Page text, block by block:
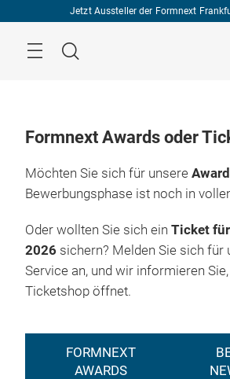
Jetzt Aussteller der Formnext
Suche
Formnext Awards oder
Möchten Sie sich für unsere
Bewerbungsphase ist noch in
Oder wollten Sie sich ein Ticket
2026 sichern? Melden Sie sich für
Service an, und wir informieren
Ticketshop öffnet.
FORMNEXT
AWARDS